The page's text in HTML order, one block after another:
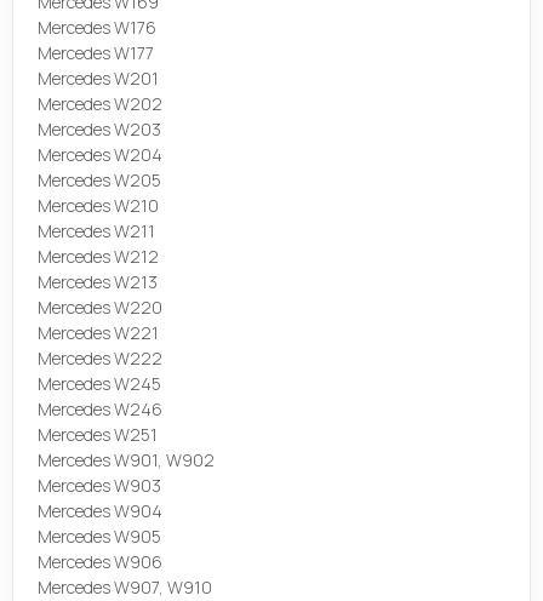
Mercedes W176
Mercedes W177
Mercedes W201
Mercedes W202
Mercedes W203
Mercedes W204
Mercedes W205
Mercedes W210
Mercedes W211
Mercedes W212
Mercedes W213
Mercedes W220
Mercedes W221
Mercedes W222
Mercedes W245
Mercedes W246
Mercedes W251
Mercedes W901, W902
Mercedes W903
Mercedes W904
Mercedes W905
Mercedes W906
Mercedes W907, W910